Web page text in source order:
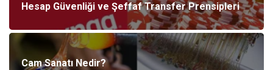
Hesap Güvenliği ve Şeffaf Transfer Prensipleri
Cam Sanatı Nedir?